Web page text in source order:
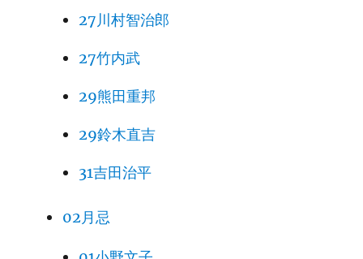
27川村智治郎
27竹内武
29熊田重邦
29鈴木直吉
31吉田治平
02月忌